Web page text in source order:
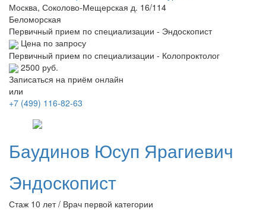
Москва, Соколово-Мещерская д. 16/114
Беломорская
Первичный прием по специализации - Эндоскопист
Цена по запросу
Первичный прием по специализации - Колопроктолог
2500 руб.
Записаться на приём онлайн
или
+7 (499) 116-82-63
Баудинов Юсуп Ярагиевич
Эндоскопист
Стаж 10 лет / Врач первой категории